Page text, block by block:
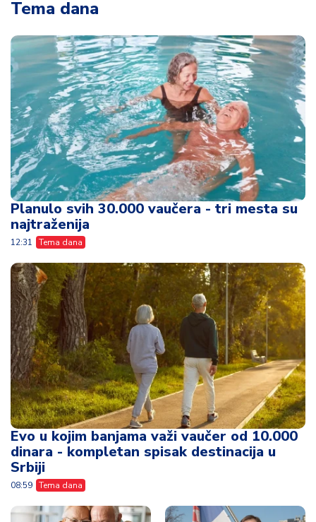
Tema dana
Planulo svih 30.000 vaučera - tri mesta su
najtraženija
12:31 Tema dana
Evo u kojim banjama važi vaučer od 10.000
dinara - kompletan spisak destinacija u
Srbiji
08:59 Tema dana